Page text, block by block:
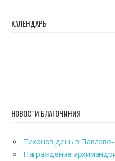
КАЛЕНДАРЬ
НОВОСТИ БЛАГОЧИНИЯ
Тихонов день в
Награждение